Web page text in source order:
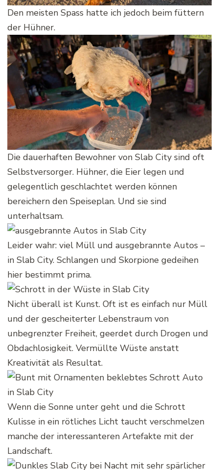
Den meisten Spass hatte ich jedoch beim füttern
der Hühner.
Die dauerhaften Bewohner von Slab City sind oft
Selbstversorger. Hühner, die Eier legen und
gelegentlich geschlachtet werden können
bereichern den Speiseplan. Und sie sind
unterhaltsam.
Leider wahr: viel Müll und ausgebrannte Autos –
in Slab City. Schlangen und Skorpione gedeihen
hier bestimmt prima.
Nicht überall ist Kunst. Oft ist es einfach nur Müll
und der gescheiterter Lebenstraum von
unbegrenzter Freiheit, geerdet durch Drogen und
Obdachlosigkeit. Vermüllte Wüste anstatt
Kreativität als Resultat.
Wenn die Sonne unter geht und die Schrott
Kulisse in ein rötliches Licht taucht verschmelzen
manche der interessanteren Artefakte mit der
Landschaft.